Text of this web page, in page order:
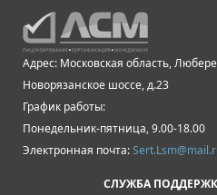
Адрес: Московская область,
Новорязанское шоссе, д.23
График работы:
Понедельник-пятница, 9.00-18.00
Электронная почта:
СЛУЖБА